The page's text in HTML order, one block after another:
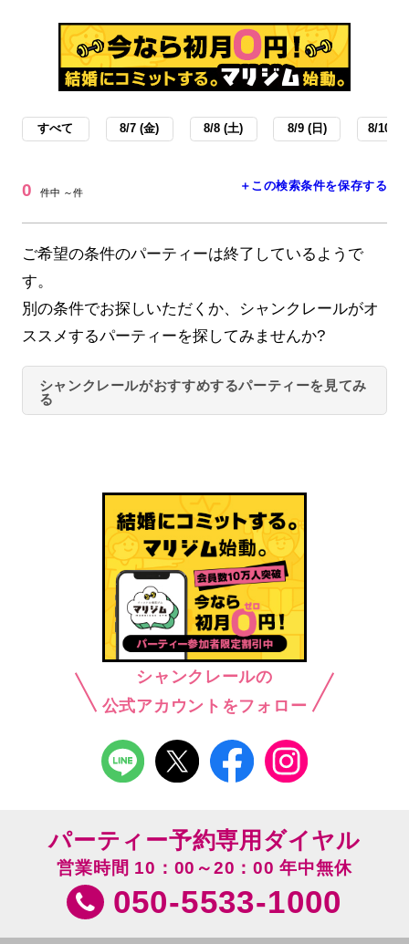
すべて 8/7 (金) 8/8 (土) 8/9 (日) 8/10 (
0 件中 ～件 ＋この検索条件を保存する
ご希望の条件のパーティーは終了しているようで
す。
別の条件でお探しいただくか、シャンクレールがオ
ススメするパーティーを探してみませんか?
シャンクレールがおすすめするパーティーを見てみ
る
シャンクレールの
公式アカウントをフォロー
パーティー予約専用ダイヤル
営業時間 10：00～20：00 年中無休
050-5533-1000